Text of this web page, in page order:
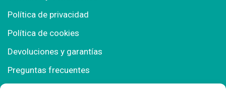
Política de privacidad
Política de cookies
Devoluciones y garantías
Preguntas frecuentes